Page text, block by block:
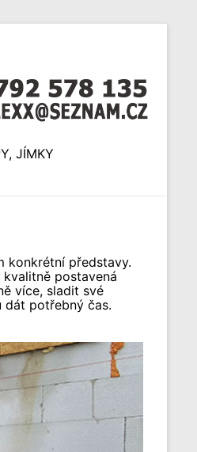
JÍMKY
konkrétní představy.
postavená
více, sladit své
dát potřebný čas.